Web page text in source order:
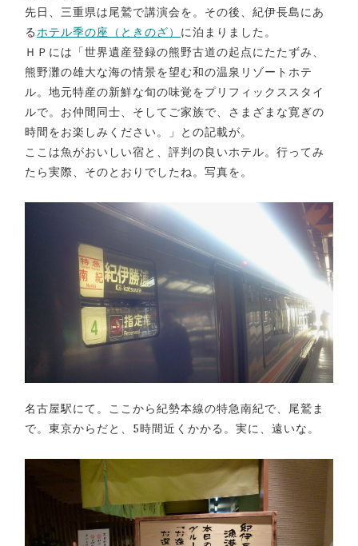
先日、三重県は尾鷲で講演会を。その後、紀伊長島にあ
るホテル季の座（ときのざ） に泊まりました。
ＨＰには「世界遺産登録の熊野古道の起点にたたずみ、
熊野灘の雄大な海の情景を望む和の温泉リゾートホテ
ル。地元特産の新鮮な旬の味覚をプリフィックススタイ
ルで。お仲間同士、そしてご家族で、さまざまな寛ぎの
時間をお楽しみください。」との記載が。
ここは魚がおいしい宿と、評判の良いホテル。行ってみ
たら実際、そのとおりでしたね。写真を。
名古屋駅にて。ここから紀勢本線の特急南紀で、尾鷲ま
で。東京からだと、5時間近くかかる。実に、遠いな。